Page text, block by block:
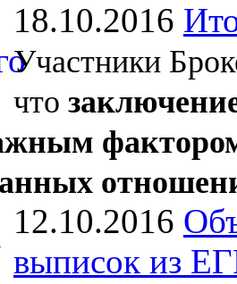
18.10.2016
Участники
что
12.10.2016
выписок из